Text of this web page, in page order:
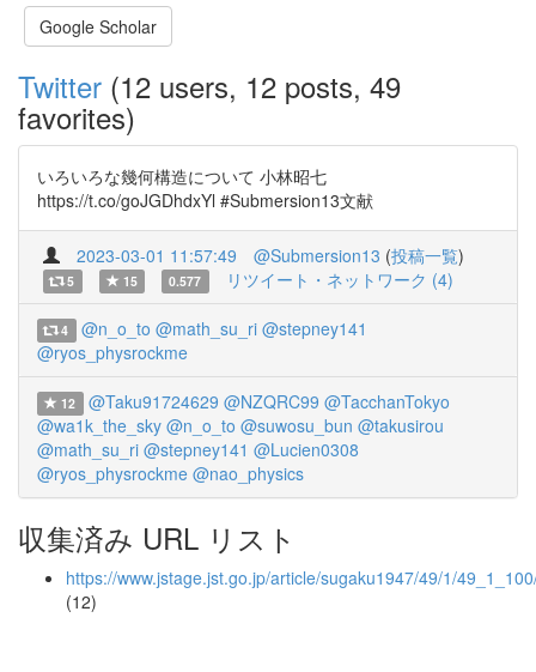
Google Scholar
Twitter (12 users, 12 posts, 49
favorites)
いろいろな幾何構造について 小林昭七
https://t.co/goJGDhdxYl #Submersion13文献
2023-03-01 11:57:49 @Submersion13 (投稿一覧)
5 15 0.577 リツイート・ネットワーク (4)
4 @n_o_to @math_su_ri @stepney141
@ryos_physrockme
12 @Taku91724629 @NZQRC99 @TacchanTokyo
@wa1k_the_sky @n_o_to @suwosu_bun @takusirou
@math_su_ri @stepney141 @Lucien0308
@ryos_physrockme @nao_physics
収集済み URL リスト
https://www.jstage.jst.go.jp/article/sugaku1947/49/1/
(12)